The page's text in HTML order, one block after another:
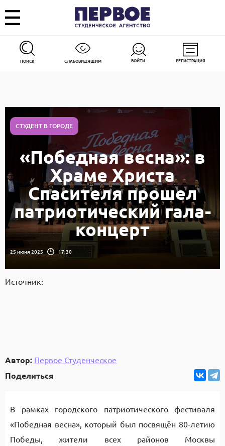
ПОИСК СЛАБОВИДЯЩИМ ВОЙТИ РЕГИСТРАЦИЯ
СТУДЕНТ В ГОРОДЕ
«Победная весна»: в
Храме Христа
Спасителя прошел
патриотический гала-
концерт
25 июня 2025 17:30
Источник:
Автор: Первое Студенческое
Поделиться
В рамках городского патриотического фестиваля
«Победная весна», который был посвящён 80-летию
Победы, жители всех районов Москвы